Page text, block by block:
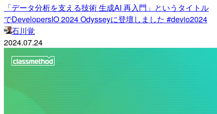
「データ分析を支える技術 生成AI 再入門」というタイトル
でDevelopersIO 2024 Odysseyに登壇しました #devio2024
石川覚
2024.07.24